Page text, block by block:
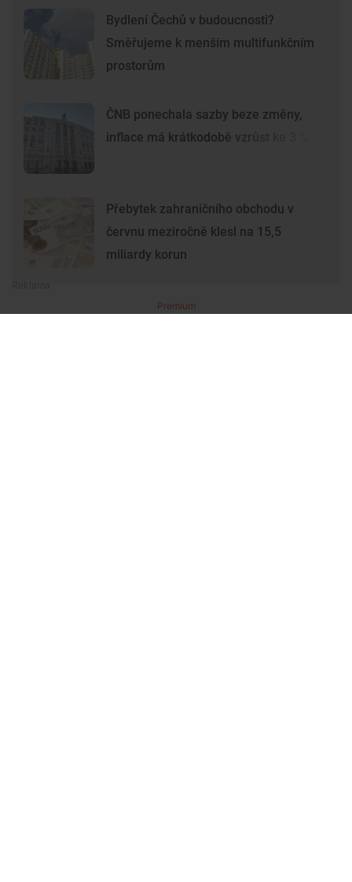
Bydlení Čechů v budoucnosti?
Směřujeme k menším multifunkčním
prostorům
ČNB ponechala sazby beze změny,
inflace má krátkodobě vzrůst ke 3 %
Přebytek zahraničního obchodu v
červnu meziročně klesl na 15,5
miliardy korun
Premium